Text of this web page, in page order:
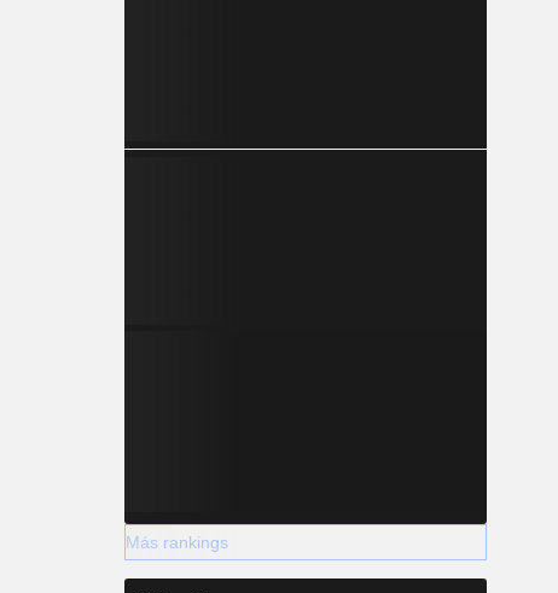
Más rankings